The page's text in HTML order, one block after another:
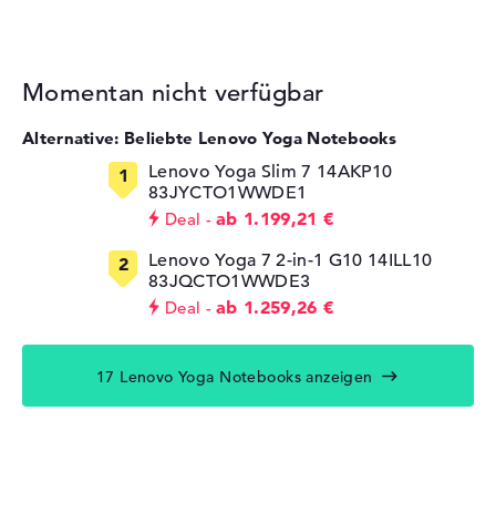
Momentan nicht verfügbar
Alternative: Beliebte Lenovo Yoga Notebooks
Lenovo Yoga Slim 7 14AKP10
83JYCTO1WWDE1
Deal
ab 1.199,21 €
Lenovo Yoga 7 2-in-1 G10 14ILL10
83JQCTO1WWDE3
Deal ab 1.259,26 €
17 Lenovo Yoga Notebooks anzeigen